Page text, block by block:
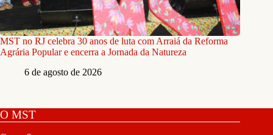
MST no RJ celebra 30 anos de luta com Arraiá da Reforma
Agrária Popular e encerra a Jornada da Natureza
6 de agosto de 2026
O MST